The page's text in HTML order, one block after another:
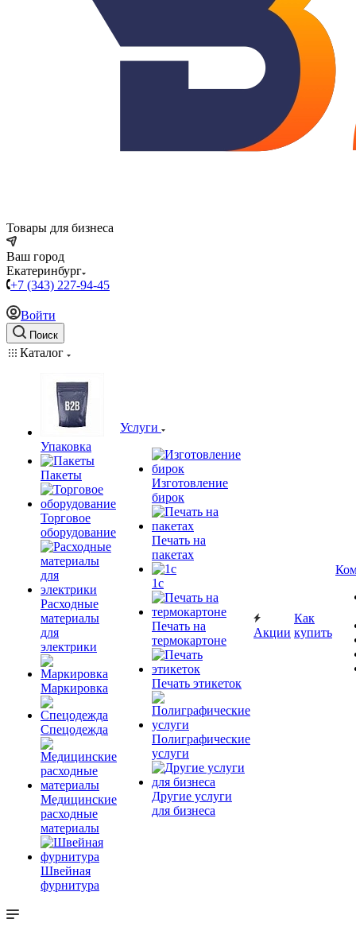
Товары для бизнеса
Ваш город
Екатеринбург
+7 (343) 227-94-45
Войти
Поиск
Каталог
Упаковка
Пакеты
Торговое
оборудование
Расходные
материалы
для
электрики
Маркировка
Спецодежда
Медицинские
расходные
материалы
Швейная
фурнитура
Услуги
Изготовление
бирок
Печать на
пакетах
1c
Печать на
термокартоне
Печать этикеток
Полиграфические
услуги
Другие услуги
для бизнеса
Акции
Как
купить